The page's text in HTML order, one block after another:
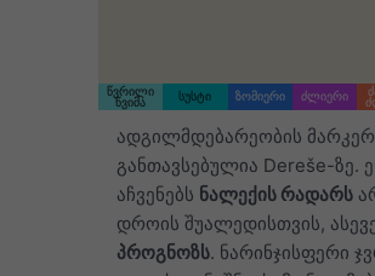
წვრილი
წვიმა
სუსტი ზომიერი ძლიერი
ადგილმდებარეობის
განთავსებულია Dereše-ზე.
აჩვენებს ნალექის რადარს
დროის შუალედისთვის,
პროგნოზს. ნარინჯისფერი